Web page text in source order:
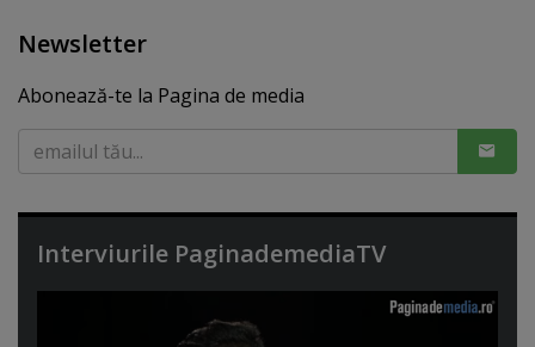
Newsletter
Abonează-te la Pagina de media
Interviurile PaginademediaTV